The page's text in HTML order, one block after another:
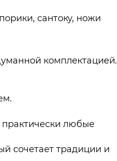
сантоку, ножи
комплектацией.
любые
сочетает традиции и